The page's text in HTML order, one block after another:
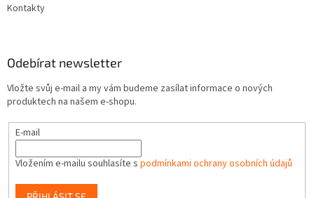
Kontakty
Odebírat newsletter
Vložte svůj e-mail a my vám budeme zasílat informace o nových
produktech na našem e-shopu.
E-mail
Vložením e-mailu souhlasíte s podmínkami ochrany osobních údajů